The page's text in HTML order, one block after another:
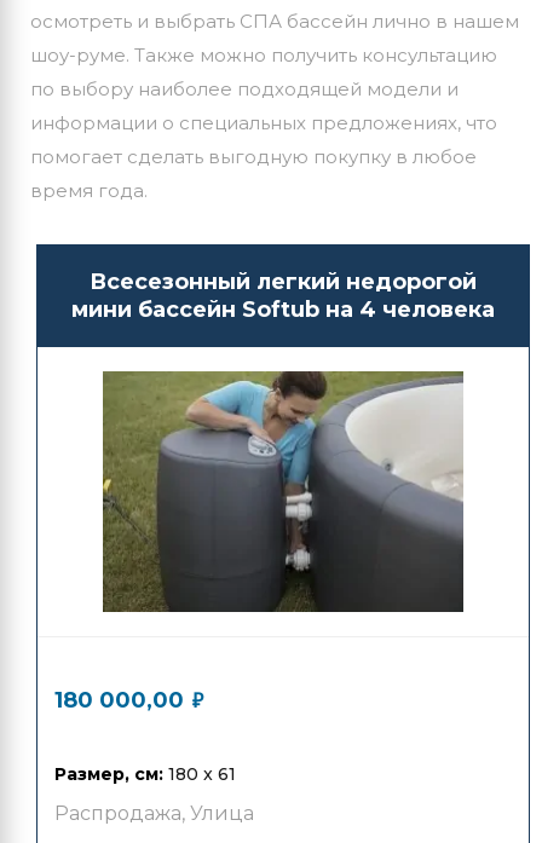
осмотреть и выбрать СПА бассейн лично в нашем
шоу-руме. Также можно получить консультацию
по выбору наиболее подходящей модели и
информации о специальных предложениях, что
помогает сделать выгодную покупку в любое
время года.
Всесезонный легкий недорогой
мини бассейн Softub на 4 человека
180 000,00 ₽
Размер, см: 180 x 61
Распродажа, Улица